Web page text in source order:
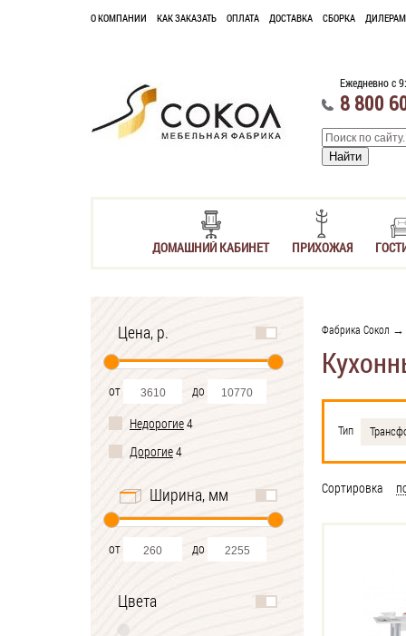
О КОМПАНИИ КАК ЗАКАЗАТЬ ОПЛАТА ДОСТАВКА СБОРКА ДИЛЕРАМ
Ежедневно с
8 800
ДОМАШНИЙ КАБИНЕТ ПРИХОЖАЯ
Цена, р.
от
до
Недорогие4
Дорогие4
Ширина, мм
от до
Цвета
Фабрика Сокол →
Тип
Сортировка